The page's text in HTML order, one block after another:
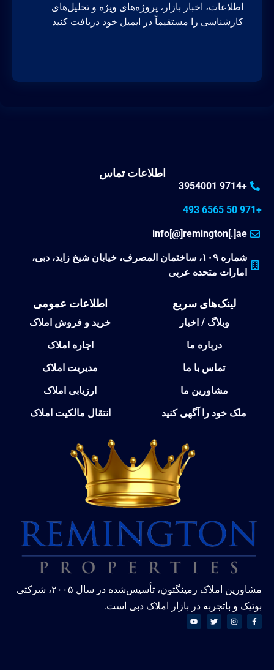
اطلاعات، اخبار بازار، پروژه‌های ویژه و تحلیل‌های
کارشناسی را مستقیماً در ایمیل خود دریافت کنید
اطلاعات تماس
+9714 3954001
+971 50 6565 493
info[@]remington[.]ae
شماره ۱۰۹، ساختمان المصرف، خیابان شیخ زاید، دبی،
امارات متحده عربی
لینک‌های سریع
وبلاگ / اخبار
درباره ما
تماس با ما
مشاورین ما
ملک خود را آگهی کنید
اطلاعات عمومی
خرید و فروش املاک
اجاره املاک
مدیریت املاک
ارزیابی املاک
انتقال مالکیت املاک
مشاورین املاک رمینگتون، تأسیس‌شده در سال ۲۰۰۵، شرکتی
بوتیک و باتجربه در بازار املاک دبی است.